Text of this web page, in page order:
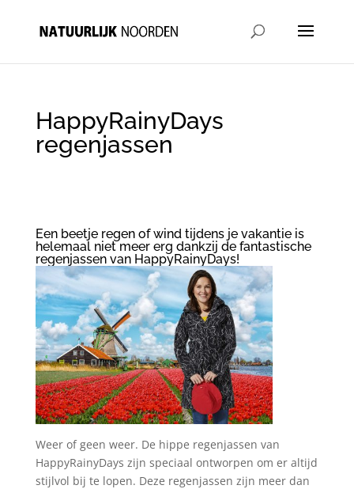
HappyRainyDays
regenjassen
​Een beetje regen of wind tijdens je vakantie is
helemaal niet meer erg dankzij de fantastische
regenjassen van HappyRainyDays!
Weer of geen weer. De hippe regenjassen van
HappyRainyDays zijn speciaal ontworpen om er altijd
stijlvol bij te lopen. Deze regenjassen zijn meer dan